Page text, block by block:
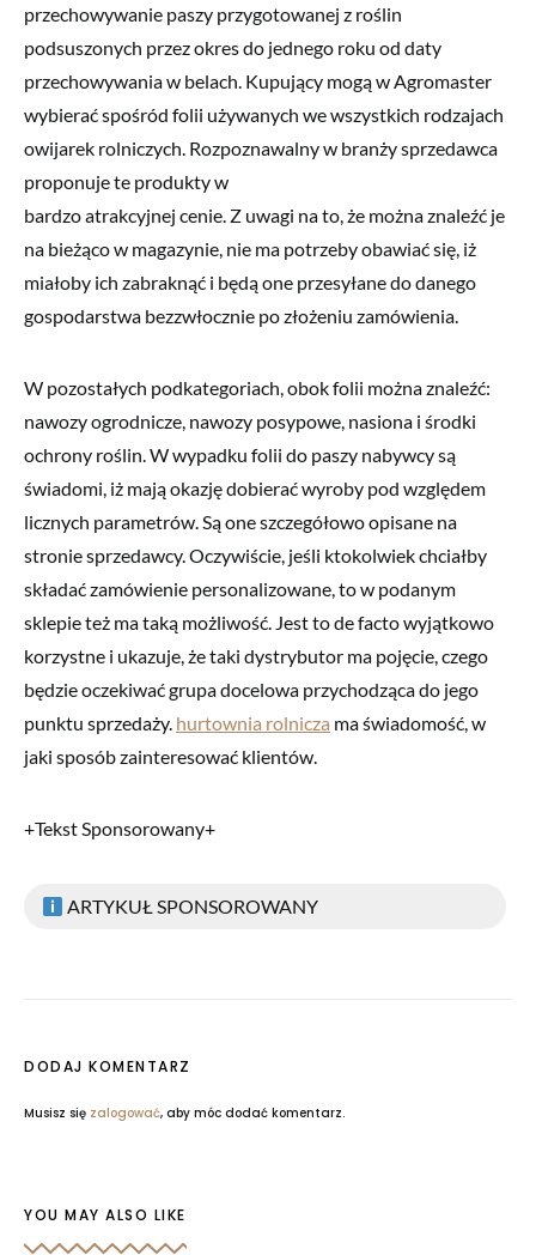
przechowywanie paszy przygotowanej z roślin
podsuszonych przez okres do jednego roku od daty
przechowywania w belach. Kupujący mogą w Agromaster
wybierać spośród folii używanych we wszystkich rodzajach
owijarek rolniczych. Rozpoznawalny w branży sprzedawca
proponuje te produkty w
bardzo atrakcyjnej cenie. Z uwagi na to, że można znaleźć je
na bieżąco w magazynie, nie ma potrzeby obawiać się, iż
miałoby ich zabraknąć i będą one przesyłane do danego
gospodarstwa bezzwłocznie po złożeniu zamówienia.
W pozostałych podkategoriach, obok folii można znaleźć:
nawozy ogrodnicze, nawozy posypowe, nasiona i środki
ochrony roślin. W wypadku folii do paszy nabywcy są
świadomi, iż mają okazję dobierać wyroby pod względem
licznych parametrów. Są one szczegółowo opisane na
stronie sprzedawcy. Oczywiście, jeśli ktokolwiek chciałby
składać zamówienie personalizowane, to w podanym
sklepie też ma taką możliwość. Jest to de facto wyjątkowo
korzystne i ukazuje, że taki dystrybutor ma pojęcie, czego
będzie oczekiwać grupa docelowa przychodząca do jego
punktu sprzedaży. hurtownia rolnicza ma świadomość, w
jaki sposób zainteresować klientów.
+Tekst Sponsorowany+
ARTYKUŁ SPONSOROWANY
DODAJ KOMENTARZ
Musisz się zalogować, aby móc dodać komentarz.
YOU MAY ALSO LIKE